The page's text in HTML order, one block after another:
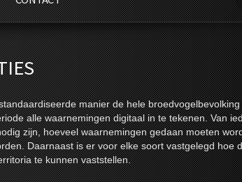
manier de hele
alle waarnemingen digitaal in te tekenen. Van
zijn, hoeveel waarnemingen gedaan moeten
Daarnaast is er voor elke soort vastgelegd hoe
te kunnen vaststellen.